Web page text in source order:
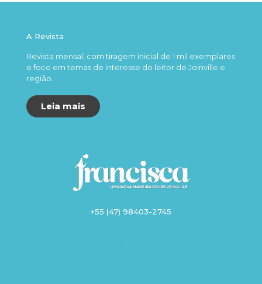
A Revista
Revista mensal, com tiragem inicial de 1 mil exemplares
e foco em temas de interesse do leitor de Joinville e
região.
Leia mais
+55 (47) 98403-2745